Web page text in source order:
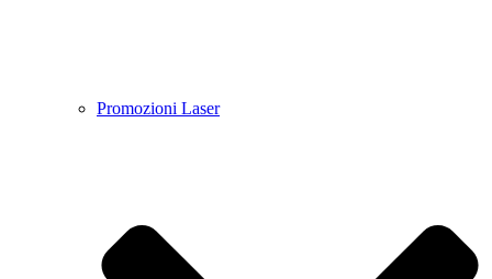
Promozioni Laser